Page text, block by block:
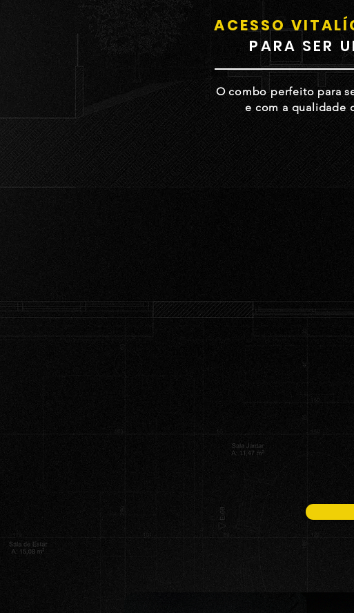
ACESSO
PARA SER
O combo perfeito para
e com a qualidade